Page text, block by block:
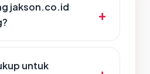
jakson.co.id
untuk